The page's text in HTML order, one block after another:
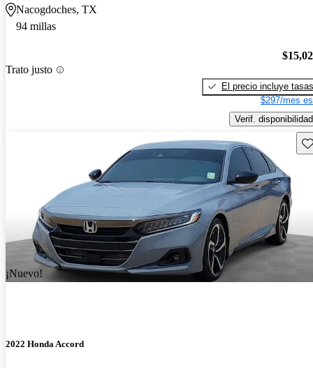
Nacogdoches, TX
94 millas
Trato justo
El precio incluye tasas
$297/mes
Verif. disponibilidad
¡Nuevo!
2022 Honda Accord